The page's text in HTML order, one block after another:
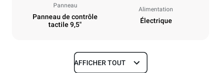
Panneau
Panneau de contrôle
tactile 9,5"
Alimentation
Électrique
Dimensions
AFFICHER TOUT